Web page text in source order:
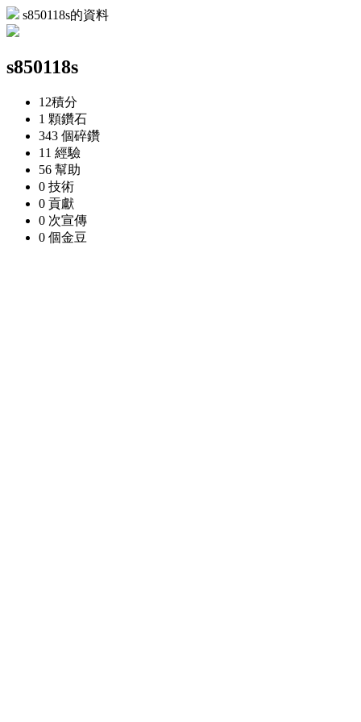
s850118s的資料
s850118s
12積分
1 顆鑽石
343 個碎鑽
11 經驗
56 幫助
0 技術
0 貢獻
0 次宣傳
0 個金豆